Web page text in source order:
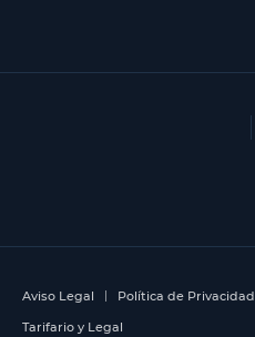
Aviso Legal Política de Privacidad
Tarifario y Legal